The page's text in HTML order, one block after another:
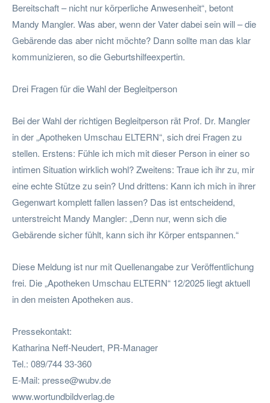
Bereitschaft – nicht nur körperliche Anwesenheit“, betont
Mandy Mangler. Was aber, wenn der Vater dabei sein will – die
Gebärende das aber nicht möchte? Dann sollte man das klar
kommunizieren, so die Geburtshilfeexpertin.
Drei Fragen für die Wahl der Begleitperson
Bei der Wahl der richtigen Begleitperson rät Prof. Dr. Mangler
in der „Apotheken Umschau ELTERN“, sich drei Fragen zu
stellen. Erstens: Fühle ich mich mit dieser Person in einer so
intimen Situation wirklich wohl? Zweitens: Traue ich ihr zu, mir
eine echte Stütze zu sein? Und drittens: Kann ich mich in ihrer
Gegenwart komplett fallen lassen? Das ist entscheidend,
unterstreicht Mandy Mangler: „Denn nur, wenn sich die
Gebärende sicher fühlt, kann sich ihr Körper entspannen.“
Diese Meldung ist nur mit Quellenangabe zur Veröffentlichung
frei. Die „Apotheken Umschau ELTERN“ 12/2025 liegt aktuell
in den meisten Apotheken aus.
Pressekontakt:
Katharina Neff-Neudert, PR-Manager
Tel.: 089/744 33-360
E-Mail: presse@wubv.de
www.wortundbildverlag.de